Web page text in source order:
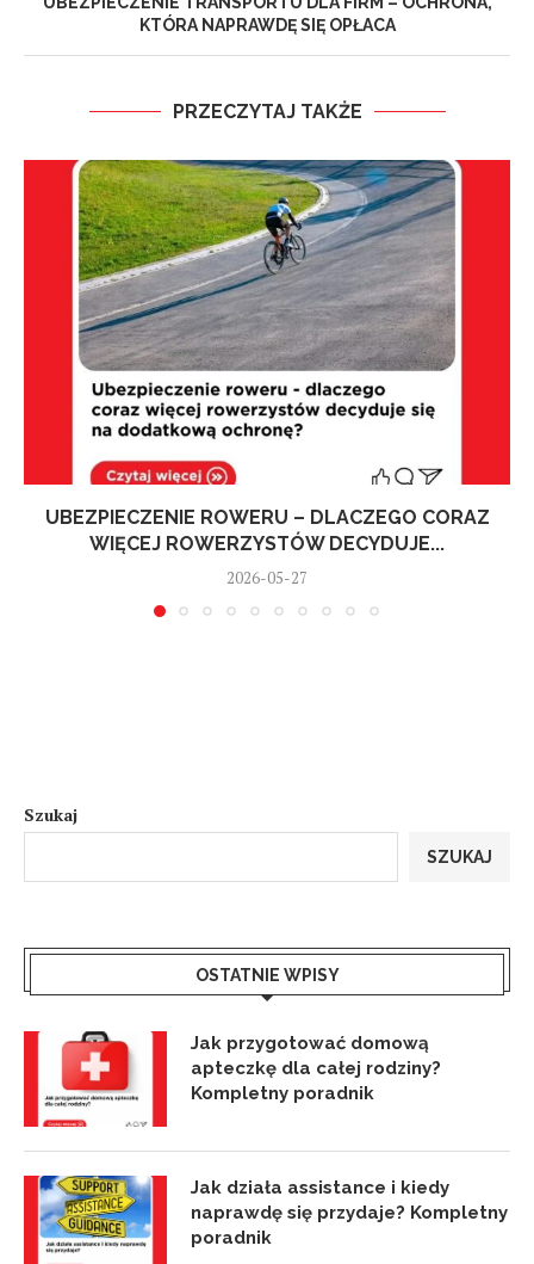
KTÓRA NAPRAWDĘ SIĘ OPŁACA
PRZECZYTAJ TAKŻE
UBEZPIECZENIE ROWERU – DLACZEGO CORAZ
WIĘCEJ ROWERZYSTÓW DECYDUJE...
2026-05-27
Szukaj
SZUKAJ
OSTATNIE WPISY
Jak przygotować domową
apteczkę dla całej rodziny?
Kompletny poradnik
Jak działa assistance i kiedy
naprawdę się przydaje? Kompletny
poradnik